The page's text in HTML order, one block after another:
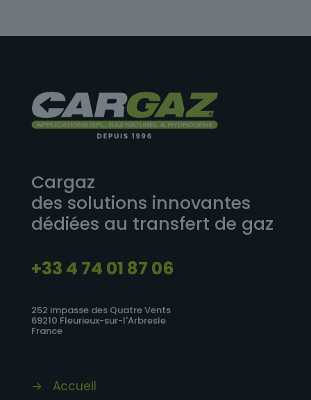
Cargaz
des solutions innovantes
dédiées au transfert de gaz
+33 4 74 01 87 06
252 impasse des Quatre Vents
69210 Fleurieux-sur-l'Arbresle
France
→
Accueil